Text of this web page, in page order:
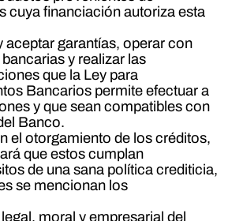
cuya financiación autoriza esta
aceptar garantías, operar con
y realizar las
que la Ley para
Bancarios permite efectuar a
y que sean compatibles con
Banco.
el otorgamiento de los créditos,
que estos cumplan
de una sana política crediticia,
se mencionan los
moral y empresarial del